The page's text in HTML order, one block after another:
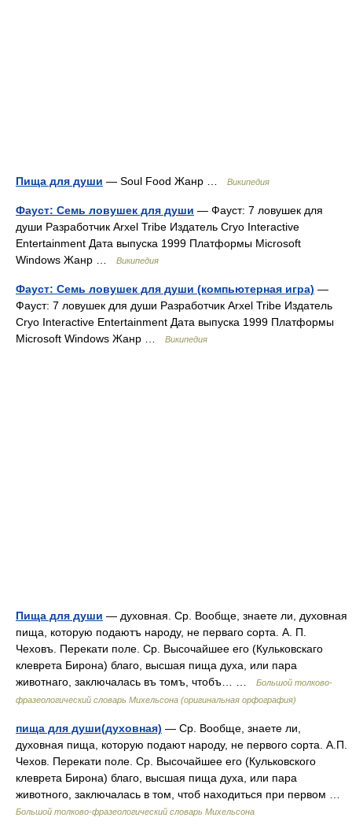
Пища для души — Soul Food Жанр … Википедия
Фауст: Семь ловушек для души — Фауст: 7 ловушек для
души Разработчик Arxel Tribe Издатель Cryo Interactive
Entertainment Дата выпуска 1999 Платформы Microsoft
Windows Жанр …
Википедия
Фауст: Семь ловушек для души (компьютерная игра) —
Фауст: 7 ловушек для души Разработчик Arxel Tribe Издатель
Cryo Interactive Entertainment Дата выпуска 1999 Платформы
Microsoft Windows Жанр …
Википедия
Пища для души — духовная. Ср. Вообще, знаете ли, духовная
пища, которую подаютъ народу, не перваго сорта. А. П.
Чеховъ. Перекати поле. Ср. Высочайшее его (Кульковскаго
клеврета Бирона) благо, высшая пища духа, или пара
животнаго, заключалась въ томъ, чтобъ… …
Большой толково-
фразеологический словарь Михельсона (оригинальная орфография)
пища для души(духовная) — Ср. Вообще, знаете ли,
духовная пища, которую подают народу, не первого сорта. А.П.
Чехов. Перекати поле. Ср. Высочайшее его (Кульковского
клеврета Бирона) благо, высшая пища духа, или пара
животного, заключалась в том, чтоб находиться при первом …
Большой толково-фразеологический словарь Михельсона